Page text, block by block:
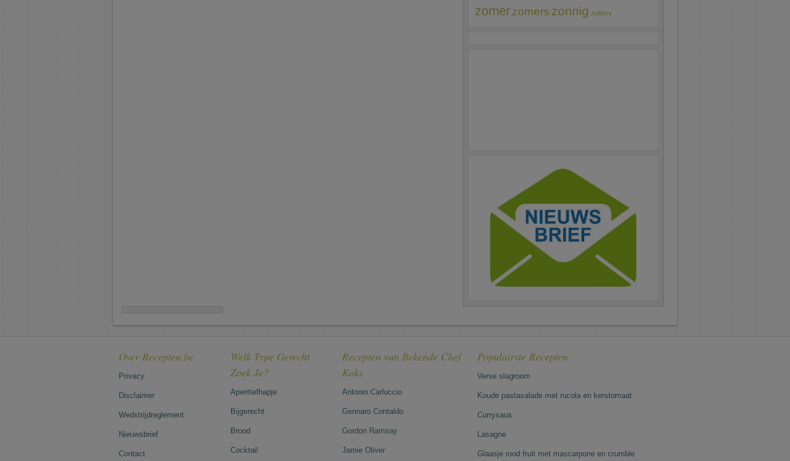
zomerzomers zonnig zuiders
Over Recepten.be
Privacy
Disclaimer
Wedstrijdreglement
Nieuwsbrief
Contact
Welk Type Gerecht
Zoek Je?
Aperitiefhapje
Bijgerecht
Brood
Cocktail
Recepten van Bekende Chef
Koks
Antonio Carluccio
Gennaro Contaldo
Gordon Ramsay
Jamie Oliver
Populairste Recepten
Verse slagroom
Koude pastasalade met rucola en kerstomaat
Currysaus
Lasagne
Glaasje rood fruit met mascarpone en crumble